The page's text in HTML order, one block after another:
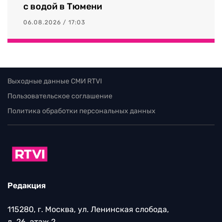
с водой в Тюмени
06.08.2026 / 17:03
Выходные данные СМИ RTVI
Пользовательское соглашение
Политика обработки персональных данных
Редакция
115280, г. Москва, ул. Ленинская слобода,